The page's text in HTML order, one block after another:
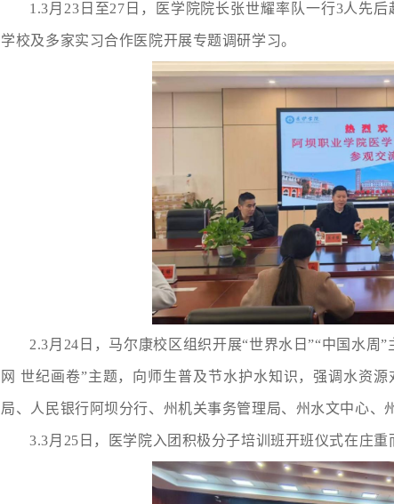
1.3月23日至27日 ， 医学院院长张世耀率队一行3人先
学校及多家实习合作医院开展专题调研学习。
2.3月24日，马尔康校区组织开展“世界水日”“中国水周
网 世纪画卷”主题，向师生普及节水护水知识，强调水资
局、人民银行阿坝分行、州机关事务管理局、州水文中心、
3.3月25日，医学院入团积极分子培训班开班仪式在庄重